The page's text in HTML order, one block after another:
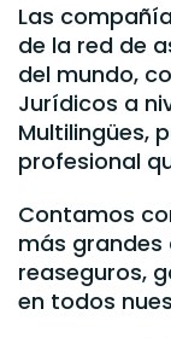
Las
de la red de
del mundo,
Jurídicos a
Multilingües,
profesional
Contamos
más grandes
reaseguros,
en todos